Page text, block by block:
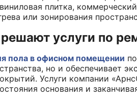
плитка,
или зонирования
услуги по
пола в офисном помещении
но и обеспечивает
Услуги компании
основания и